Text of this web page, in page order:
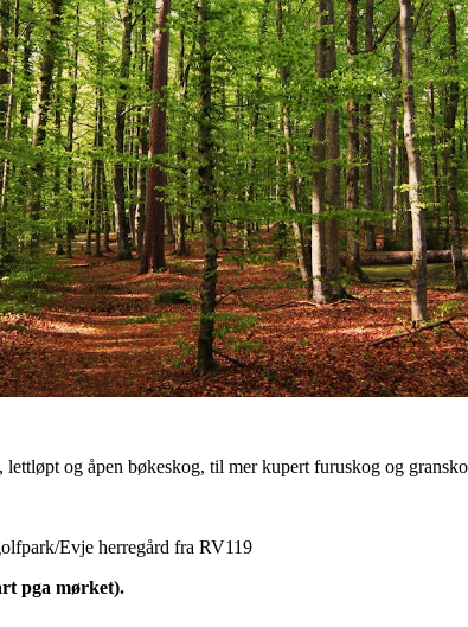
og åpen bøkeskog, til mer kupert furuskog og
Evje herregård fra RV119
pga mørket).